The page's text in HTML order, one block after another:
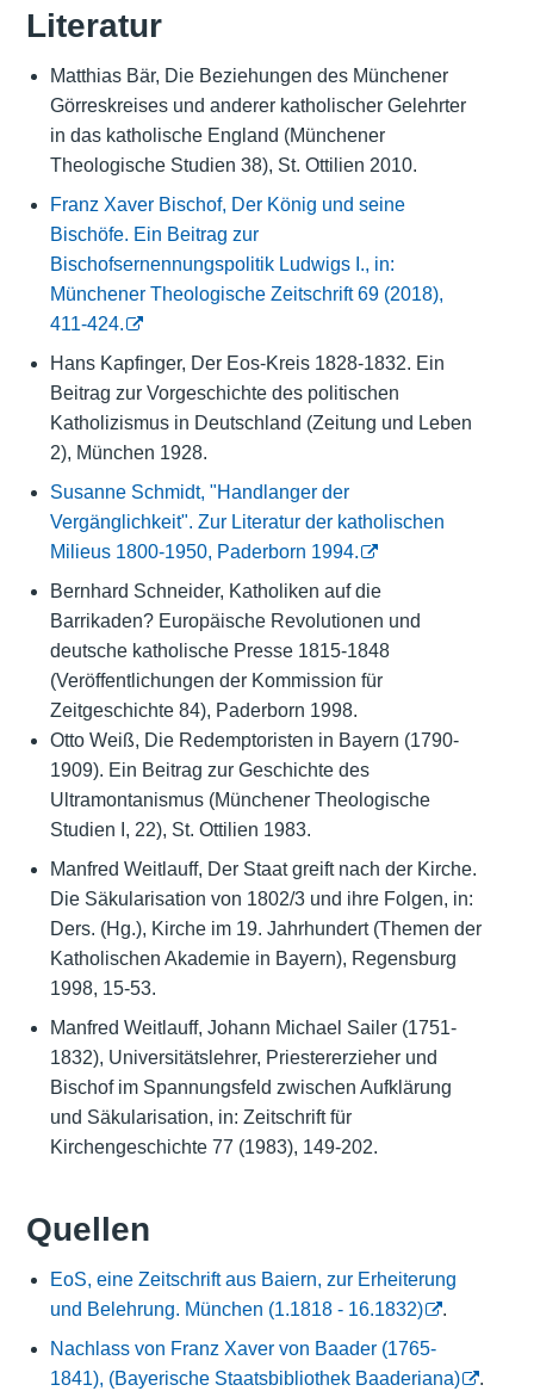
Literatur
Matthias Bär, Die Beziehungen des Münchener
Görreskreises und anderer katholischer Gelehrter
in das katholische England (Münchener
Theologische Studien 38), St. Ottilien 2010.
Franz Xaver Bischof, Der König und seine
Bischöfe. Ein Beitrag zur
Bischofsernennungspolitik Ludwigs I., in:
Münchener Theologische Zeitschrift 69 (2018),
411-424.
Hans Kapfinger, Der Eos-Kreis 1828-1832. Ein
Beitrag zur Vorgeschichte des politischen
Katholizismus in Deutschland (Zeitung und Leben
2), München 1928.
Susanne Schmidt, "Handlanger der
Vergänglichkeit". Zur Literatur der katholischen
Milieus 1800-1950, Paderborn 1994.
Bernhard Schneider, Katholiken auf die
Barrikaden? Europäische Revolutionen und
deutsche katholische Presse 1815-1848
(Veröffentlichungen der Kommission für
Zeitgeschichte 84), Paderborn 1998.
Otto Weiß, Die Redemptoristen in Bayern (1790-
1909). Ein Beitrag zur Geschichte des
Ultramontanismus (Münchener Theologische
Studien I, 22), St. Ottilien 1983.
Manfred Weitlauff, Der Staat greift nach der Kirche.
Die Säkularisation von 1802/3 und ihre Folgen, in:
Ders. (Hg.), Kirche im 19. Jahrhundert (Themen der
Katholischen Akademie in Bayern), Regensburg
1998, 15-53.
Manfred Weitlauff, Johann Michael Sailer (1751-
1832), Universitätslehrer, Priestererzieher und
Bischof im Spannungsfeld zwischen Aufklärung
und Säkularisation, in: Zeitschrift für
Kirchengeschichte 77 (1983), 149-202.
Quellen
EoS, eine Zeitschrift aus Baiern, zur Erheiterung
und Belehrung. München (1.1818 - 16.1832)
.
Nachlass von Franz Xaver von Baader (1765-
1841), (Bayerische Staatsbibliothek Baaderiana)
.